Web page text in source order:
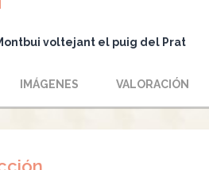
voltejant el puig del Prat
IMÁGENES VALORACIÓN